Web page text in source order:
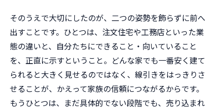
そのうえで大切にしたのが、二つの姿勢を飾らずに前へ
出すことです。ひとつは、注文住宅や工務店といった業
態の違いと、自分たちにできること・向いていること
を、正直に示すということ。どんな家でも一番安く建て
られると大きく見せるのではなく、線引きをはっきりさ
せることが、かえって家族の信頼につながるからです。
もうひとつは、まだ具体的でない段階でも、売り込まれ